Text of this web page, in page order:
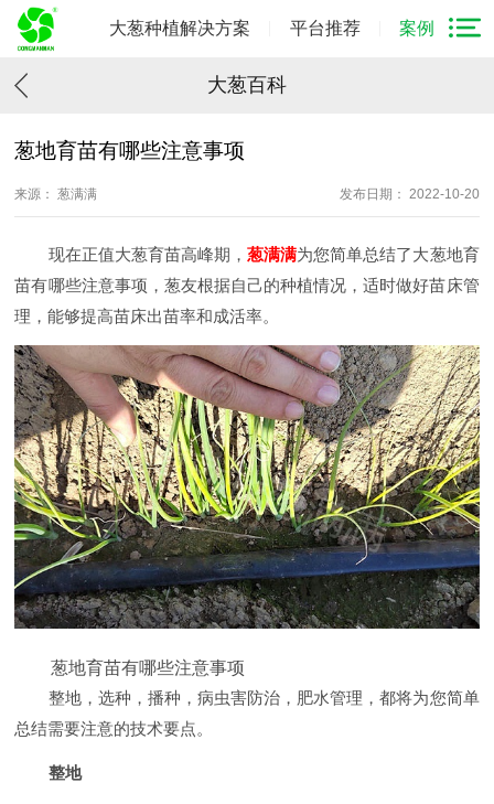
大葱种植解决方案 平台推荐 案例
大葱百科
葱地育苗有哪些注意事项
来源： 葱满满 发布日期： 2022-10-20
现在正值大葱育苗高峰期，葱满满为您简单总结了大葱地育
苗有哪些注意事项，葱友根据自己的种植情况，适时做好苗床管
理，能够提高苗床出苗率和成活率。
葱地育苗有哪些注意事项
整地，选种，播种，病虫害防治，肥水管理，都将为您简单
总结需要注意的技术要点。
整地